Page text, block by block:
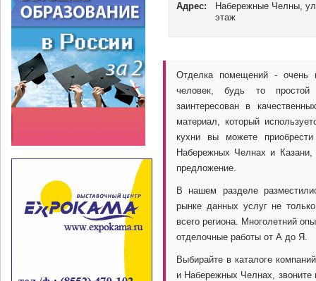
Адрес:
Набережные Челны,
этаж
Отделка помещений - очень
человек, будь то простой
заинтересован в
материал, который
кухни вы можете
Набережных Челнах и
предложение.
В нашем разделе
рынке данных услуг не
всего региона. Многолетний
отделочные работы от А до Я.
Выбирайте в каталоге
и Набережных Челнах,